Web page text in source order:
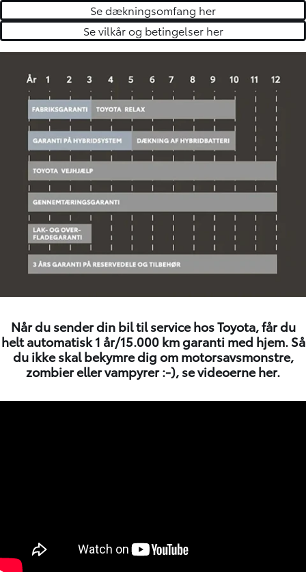
Se dækningsomfang her
Se vilkår og betingelser her
Når du sender din bil til service hos Toyota, får du
helt automatisk 1 år/15.000 km garanti med hjem. Så
du ikke skal bekymre dig om motorsavsmonstre,
zombier eller vampyrer :-), se videoerne her.